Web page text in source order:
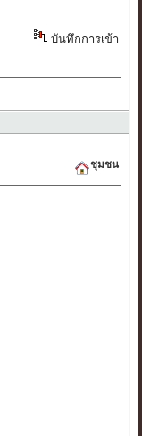
บันทึกการเข้า
ชุมชน